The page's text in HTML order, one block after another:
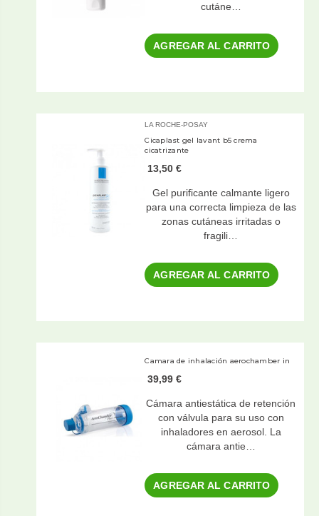
cutáne…
AGREGAR AL CARRITO
LA ROCHE-POSAY
Cicaplast gel lavant b5 crema
cicatrizante
13,50 €
Gel purificante calmante ligero
para una correcta limpieza de las
zonas cutáneas irritadas o
fragili…
AGREGAR AL CARRITO
Camara de inhalación aerochamber in
39,99 €
Cámara antiestática de retención
con válvula para su uso con
inhaladores en aerosol. La
cámara antie…
AGREGAR AL CARRITO